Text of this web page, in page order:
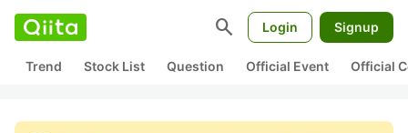
search Login Signup
Trend Stock List Question Official Event Official